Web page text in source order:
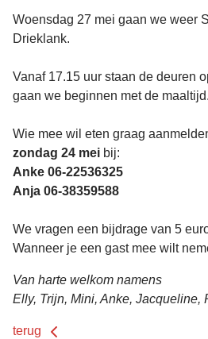
Woensdag 27 mei gaan we weer
Drieklank.
Vanaf 17.15 uur staan de deuren
gaan we beginnen met de maaltijd.
Wie mee wil eten graag
zondag 24 mei bij:
Anke 06-22536325
Anja 06-38359588
We vragen een bijdrage van 5
Wanneer je een gast mee wilt
Van harte welkom namens
Elly, Trijn, Mini, Anke, Jacqueline,
terug